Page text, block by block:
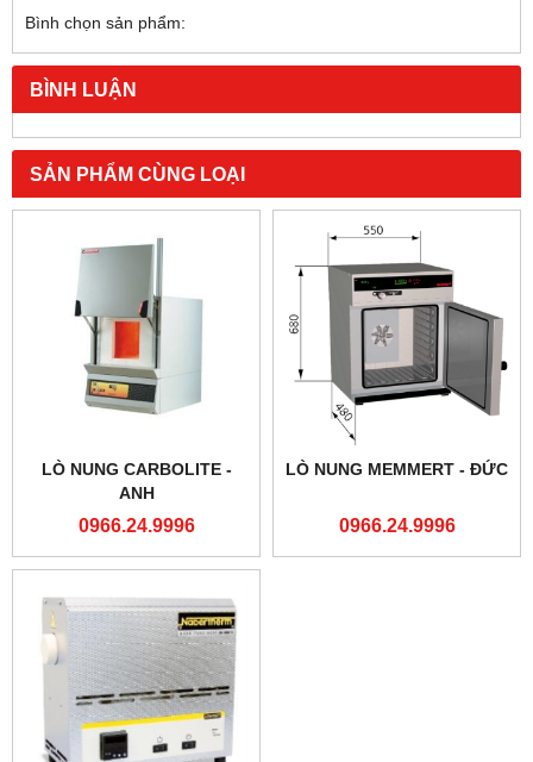
Bình chọn sản phẩm:
BÌNH LUẬN
SẢN PHẨM CÙNG LOẠI
LÒ NUNG CARBOLITE -
ANH
0966.24.9996
LÒ NUNG MEMMERT - ĐỨC
0966.24.9996